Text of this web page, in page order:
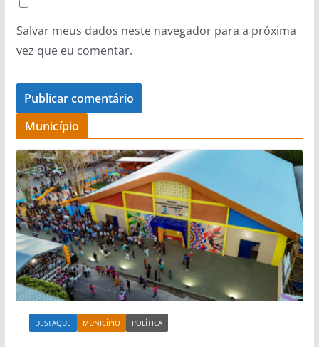
Salvar meus dados neste navegador para a próxima
vez que eu comentar.
Município
DESTAQUE MUNICÍPIO POLÍTICA